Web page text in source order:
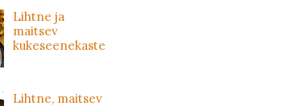
Lihtne ja
maitsev
kukeseenekaste
Lihtne, maitsev